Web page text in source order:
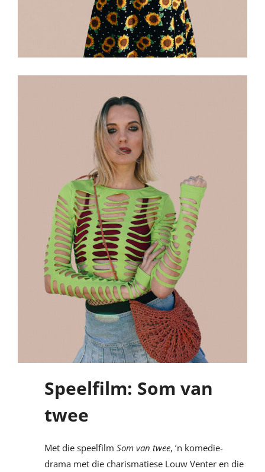
Speelfilm: Som van
twee
Met die speelfilm Som van twee, ’n komedie-
drama met die charismatiese Louw Venter en die